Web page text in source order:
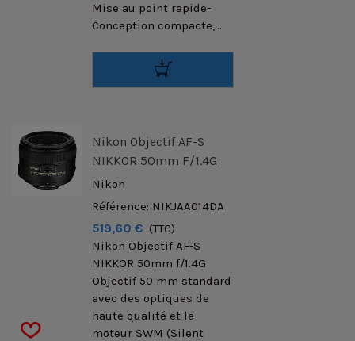
Mise au point rapide-
Conception compacte,...
Nikon Objectif AF-S
NIKKOR 50mm F/1.4G
Nikon
Référence: NIKJAA014DA
519,60 € (TTC)
Nikon Objectif AF-S
NIKKOR 50mm f/1.4G
Objectif 50 mm standard
avec des optiques de
haute qualité et le
moteur SWM (Silent